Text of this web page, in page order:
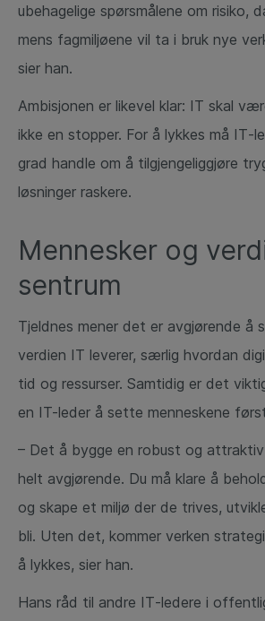
ubehagelige spørsmålene om risiko,
mens fagmiljøene vil ta i bruk nye
sier han.
Ambisjonen er likevel klar: IT skal
ikke en stopper. For å lykkes må
grad handle om å tilgjengeliggjøre
løsninger raskere.
Mennesker og
sentrum
Tjeldnes mener det er avgjørende å
verdien IT leverer, særlig hvordan
tid og ressurser. Samtidig er det
en IT-leder å sette menneskene
– Det å bygge en robust og attraktiv
helt avgjørende. Du må klare å
og skape et miljø der de trives,
bli. Uten det, kommer verken
å lykkes, sier han.
Hans råd til andre IT‑ledere i